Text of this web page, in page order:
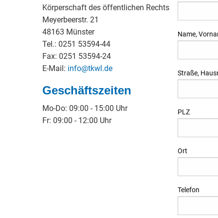
Körperschaft des öffentlichen Rechts
Meyerbeerstr. 21
48163 Münster
Tel.: 0251 53594-44
Fax: 0251 53594-24
E-Mail: info@tkwl.de
Geschäftszeiten
Mo-Do: 09:00 - 15:00 Uhr
Fr: 09:00 - 12:00 Uhr
Name,
Straße,
PLZ
Ort
Telefon